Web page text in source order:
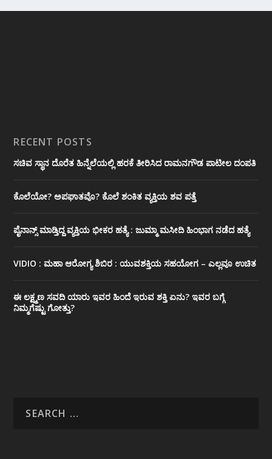
RECENT POSTS
ಸಚಿವ ಸ್ಥಾನ ದೊರೆತ ಹಿನ್ನೆಲೆಯಲ್ಲಿ ಹರಕೆ ತೀರಿಸಿದ ರಾಮನಗೌಡ ಪಾಟೀಲ ದಂಪತಿ
ಕೊಲೆಯೋ? ಅಪಘಾತವೊ? ಕೊಲೆ ಶಂಕಿತ ವ್ಯಕ್ತಿಯ ಶವ ಪತ್ತೆ
ಪೈನಾನ್ಸ್ ಮಾಡ್ತಿದ್ದ ವ್ಯಕ್ತಿಯ ಭೀಕರ‌ ಹತ್ಯೆ : ಜುಮ್ಮಾ ಮಸೀದಿ ಹಿಂಭಾಗ ನಡೆದ ಹತ್ಯೆ
VIDIO : ಮಹಾ ಆರೋಗ್ಯ ಶಿಬಿರ : ಯುವಶಕ್ತಿಯ ಸಹಯೋಗ – ಎಲ್ಲವೂ ಉಚಿತ
ಈ ಲಕ್ಷ್ಮಣ ಸವದಿ ಯಾರು ಇವರ ಹಿಂದೆ ಇರುವ ಶಕ್ತಿ ಏನು? ಇವರ ಬಗ್ಗೆ
ನಿಮ್ಮಗೆಷ್ಟು ಗೋತ್ತು?